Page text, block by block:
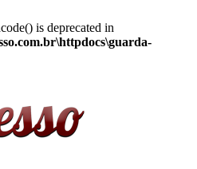
is deprecated in